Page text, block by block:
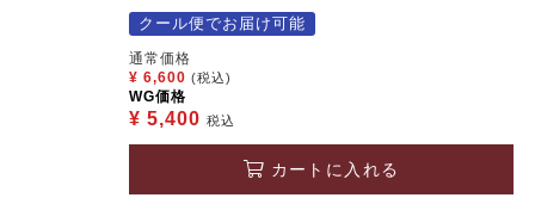
クール便でお届け可能
通常価格
¥ 6,600 (税込)
WG価格
¥ 5,400 税込
カートに入れる